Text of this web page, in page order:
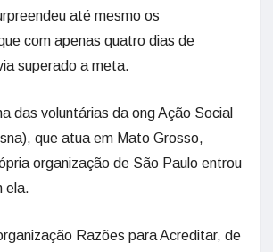
até mesmo os
com apenas quatro dias de
superado a meta.
das voluntárias da ong Ação Social
que atua em Mato Grosso,
organização de São Paulo entrou
ela.
Razões para Acreditar, de